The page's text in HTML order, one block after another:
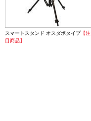
スマートスタンド オスダボタイプ【注
目商品】